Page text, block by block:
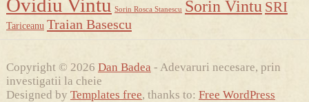
Ovidiu Vintu Sorin Rosca Stanescu Sorin Vintu SRI
Tariceanu Traian Basescu
Copyright © 2026 Dan Badea - Adevaruri necesare, prin
investigatii la cheie
Designed by Templates free, thanks to: Free WordPress